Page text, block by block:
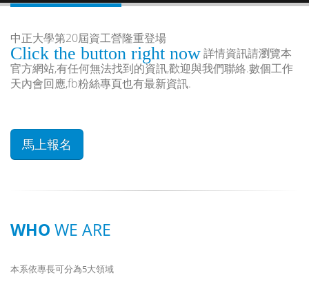
中正大學第20屆資工營隆重登場
Click the button right now詳情資訊請瀏覽本
官方網站,有任何無法找到的資訊,歡迎與我們聯絡.數個工作
天內會回應,fb粉絲專頁也有最新資訊.
馬上報名
WHO WE ARE
本系依專長可分為5大領域